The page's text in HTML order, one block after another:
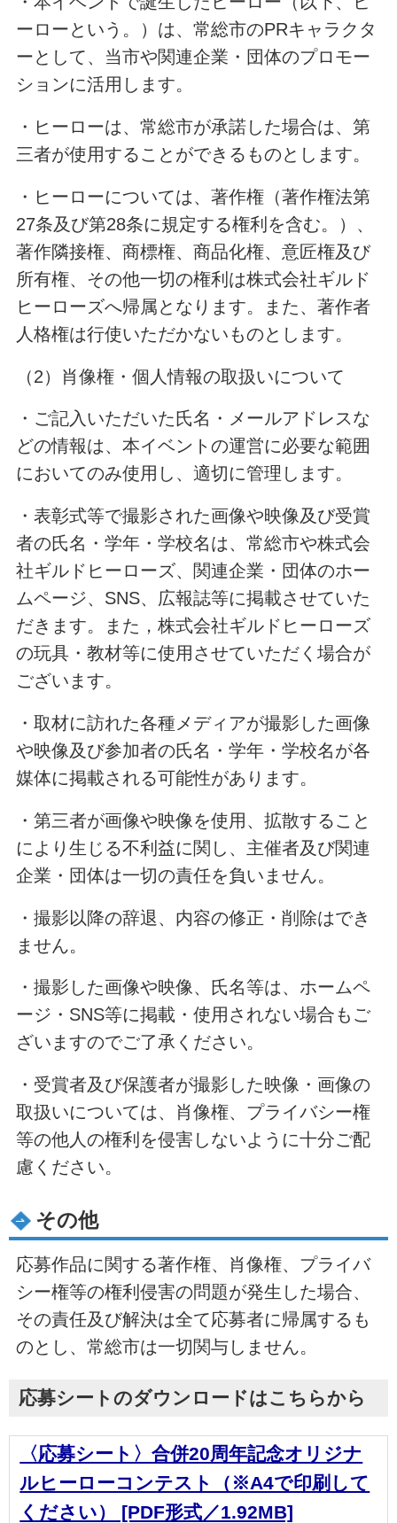
ーローという。）は、常総市のPRキャラクタ
ーとして、当市や関連企業・団体のプロモー
ションに活用します。
・ヒーローは、常総市が承諾した場合は、第
三者が使用することができるものとします。
・ヒーローについては、著作権（著作権法第
27条及び第28条に規定する権利を含む。）、
著作隣接権、商標権、商品化権、意匠権及び
所有権、その他一切の権利は株式会社ギルド
ヒーローズへ帰属となります。また、著作者
人格権は行使いただかないものとします。
（2）肖像権・個人情報の取扱いについて
・ご記入いただいた氏名・メールアドレスな
どの情報は、本イベントの運営に必要な範囲
においてのみ使用し、適切に管理します。
・表彰式等で撮影された画像や映像及び受賞
者の氏名・学年・学校名は、常総市や株式会
社ギルドヒーローズ、関連企業・団体のホー
ムページ、SNS、広報誌等に掲載させていた
だきます。また，株式会社ギルドヒーローズ
の玩具・教材等に使用させていただく場合が
ございます。
・取材に訪れた各種メディアが撮影した画像
や映像及び参加者の氏名・学年・学校名が各
媒体に掲載される可能性があります。
・第三者が画像や映像を使用、拡散すること
により生じる不利益に関し、主催者及び関連
企業・団体は一切の責任を負いません。
・撮影以降の辞退、内容の修正・削除はでき
ません。
・撮影した画像や映像、氏名等は、ホームペ
ージ・SNS等に掲載・使用されない場合もご
ざいますのでご了承ください。
・受賞者及び保護者が撮影した映像・画像の
取扱いについては、肖像権、プライバシー権
等の他人の権利を侵害しないように十分ご配
慮ください。
その他
応募作品に関する著作権、肖像権、プライバ
シー権等の権利侵害の問題が発生した場合、
その責任及び解決は全て応募者に帰属するも
のとし、常総市は一切関与しません。
応募シートのダウンロードはこちらから
〈応募シート〉合併20周年記念オリジナ
ルヒーローコンテスト（※A4で印刷して
ください） [PDF形式／1.92MB]